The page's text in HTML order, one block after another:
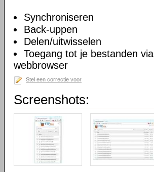
Synchroniseren
Back-uppen
Delen/uitwisselen
Toegang tot je bestanden via
webbrowser
Stel een correctie voor
Screenshots: